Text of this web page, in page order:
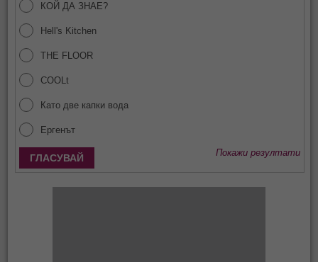
КОЙ ДА ЗНАЕ?
Hell's Kitchen
THE FLOOR
COOLt
Като две капки вода
Ергенът
Покажи резултати